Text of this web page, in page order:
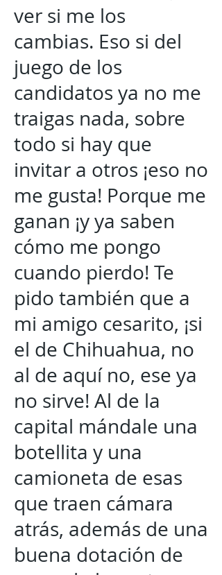
ver si me los
cambias. Eso si del
juego de los
candidatos ya no me
traigas nada, sobre
todo si hay que
invitar a otros ¡eso no
me gusta! Porque me
ganan ¡y ya saben
cómo me pongo
cuando pierdo! Te
pido también que a
mi amigo cesarito, ¡si
el de Chihuahua, no
al de aquí no, ese ya
no sirve! Al de la
capital mándale una
botellita y una
camioneta de esas
que traen cámara
atrás, además de una
buena dotación de